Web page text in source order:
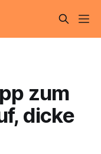
zum
dicke